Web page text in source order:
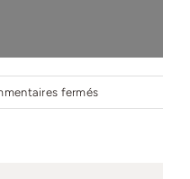
ferméssur